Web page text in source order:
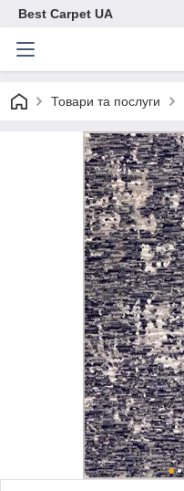
Best Carpet UA
Товари та послуги